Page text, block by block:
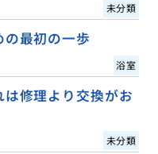
未分類
最初の一歩
浴室
修理より交換がお
未分類